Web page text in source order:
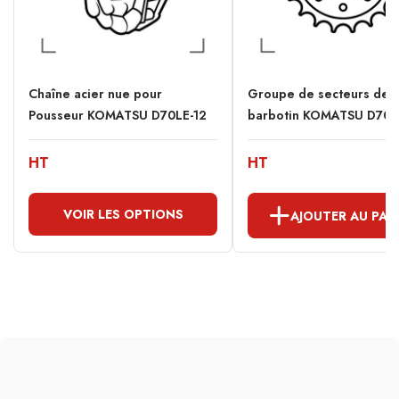
Chaîne acier nue pour
Pousseur KOMATSU D70LE-12
HT
VOIR LES OPTIONS
Groupe de secteurs de
barbotin KOMATSU
HT
AJOUTER AU